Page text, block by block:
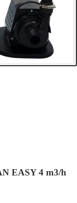
EASY 4 m3/h